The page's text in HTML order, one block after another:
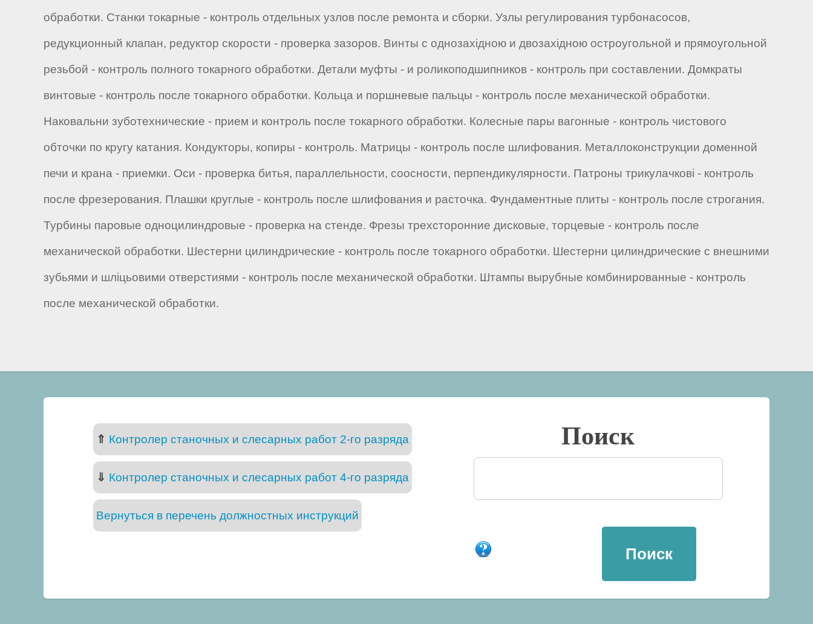
обработки. Станки токарные - контроль отдельных узлов после ремонта и сборки. Узлы регулирования турбонасосов,
редукционный клапан, редуктор скорости - проверка зазоров. Винты с однозахідною и двозахідною остроугольной и прямоугольной
резьбой - контроль полного токарного обработки. Детали муфты - и роликоподшипников - контроль при составлении. Домкраты
винтовые - контроль после токарного обработки. Кольца и поршневые пальцы - контроль после механической обработки.
Наковальни зуботехнические - прием и контроль после токарного обработки. Колесные пары вагонные - контроль чистового
обточки по кругу катания. Кондукторы, копиры - контроль. Матрицы - контроль после шлифования. Металлоконструкции доменной
печи и крана - приемки. Оси - проверка битья, параллельности, соосности, перпендикулярности. Патроны трикулачкові - контроль
после фрезерования. Плашки круглые - контроль после шлифования и расточка. Фундаментные плиты - контроль после строгания.
Турбины паровые одноцилиндровые - проверка на стенде. Фрезы трехсторонние дисковые, торцевые - контроль после
механической обработки. Шестерни цилиндрические - контроль после токарного обработки. Шестерни цилиндрические с внешними
зубьями и шліцьовими отверстиями - контроль после механической обработки. Штампы вырубные комбинированные - контроль
после механической обработки.
⇑ Контролер станочных и слесарных работ 2-го разряда
⇓ Контролер станочных и слесарных работ 4-го разряда
Вернуться в перечень должностных инструкций
Поиск